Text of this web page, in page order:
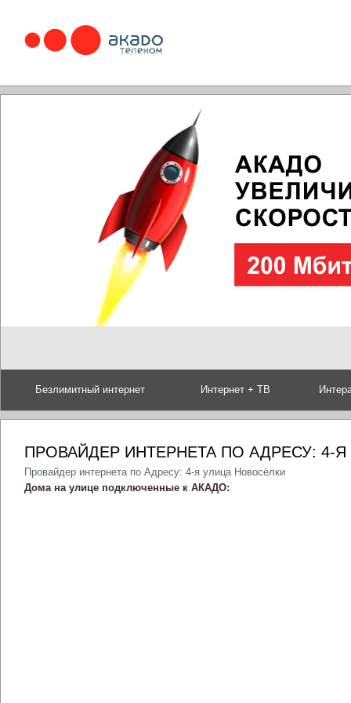
Безлимитный интернет Интернет + ТВ
ПРОВАЙДЕР ИНТЕРНЕТА ПО АДРЕСУ: 4-
Провайдер интернета по Адресу: 4-я улица Новосёлки
Дома на улице подключенные к АКАДО: